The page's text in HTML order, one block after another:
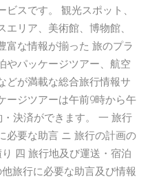
ビスです。 観光スポット、
リア、美術館、博物館、
富な情報が揃った 旅のプラ
やパッケージツアー、航空
どが満載な総合旅行情報サ
ージツアーは午前9時から午
決済ができます。 一 旅行
必要な助言 ニ 旅行の計画の
四 旅行地及び運送・宿泊
旅行に必要な助言及び情報